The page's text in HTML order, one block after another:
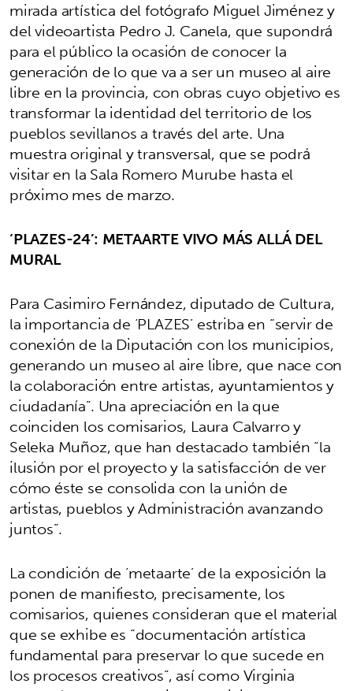
mirada artística del fotógrafo Miguel Jiménez y
del videoartista Pedro J. Canela, que supondrá
para el público la ocasión de conocer la
generación de lo que va a ser un museo al aire
libre en la provincia, con obras cuyo objetivo es
transformar la identidad del territorio de los
pueblos sevillanos a través del arte. Una
muestra original y transversal, que se podrá
visitar en la Sala Romero Murube hasta el
próximo mes de marzo.
‘PLAZES-24’: METAARTE VIVO MÁS ALLÁ DEL
MURAL
Para Casimiro Fernández, diputado de Cultura,
la importancia de ‘PLAZES’ estriba en “servir de
conexión de la Diputación con los municipios,
generando un museo al aire libre, que nace con
la colaboración entre artistas, ayuntamientos y
ciudadanía”. Una apreciación en la que
coinciden los comisarios, Laura Calvarro y
Seleka Muñoz, que han destacado también “la
ilusión por el proyecto y la satisfacción de ver
cómo éste se consolida con la unión de
artistas, pueblos y Administración avanzando
juntos”.
La condición de ‘metaarte’ de la exposición la
ponen de manifiesto, precisamente, los
comisarios, quienes consideran que el material
que se exhibe es “documentación artística
fundamental para preservar lo que sucede en
los procesos creativos”, así como Virginia